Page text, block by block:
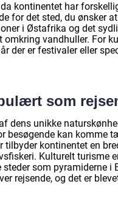
kontinentet har
for det sted, du ønsker
i Østafrika og det
vandhuller. For
der er festivaler eller
som
dens unikke
besøgende kan komme
tilbyder kontinentet en
Kulturelt turisme
som pyramiderne i
rejsende, og det er